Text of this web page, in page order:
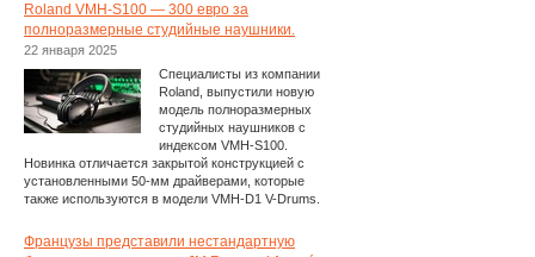
Roland VMH-S100 — 300 евро за
полноразмерные студийные наушники.
22 января 2025
Специалисты из компании
Roland, выпустили новую
модель полноразмерных
студийных наушников с
индексом VMH-S100.
Новинка отличается закрытой конструкцией с
установленными 50-мм драйверами, которые
также используются в модели VMH-D1 V-Drums.
Французы представили нестандартную